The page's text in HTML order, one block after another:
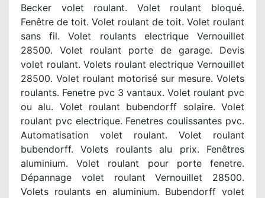
Becker volet roulant. Volet roulant bloqué.
Fenêtre de toit. Volet roulant de toit. Volet roulant
sans fil. Volet roulants electrique Vernouillet
28500. Volet roulant porte de garage. Devis
volet roulant. Volets roulant electrique Vernouillet
28500. Volet roulant motorisé sur mesure. Volets
roulants. Fenetre pvc 3 vantaux. Volet roulant pvc
ou alu. Volet roulant bubendorff solaire. Volet
roulant pvc electrique. Fenetres coulissantes pvc.
Automatisation volet roulant. Volet roulant
bubendorff. Volets roulants alu prix. Fenêtres
aluminium. Volet roulant pour porte fenetre.
Dépannage volet roulant Vernouillet 28500.
Volets roulants en aluminium. Bubendorff volet